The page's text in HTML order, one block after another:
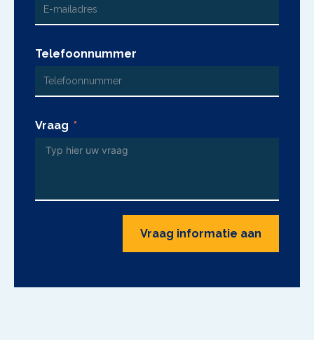
Telefoonnummer
Vraag
Vraag informatie aan